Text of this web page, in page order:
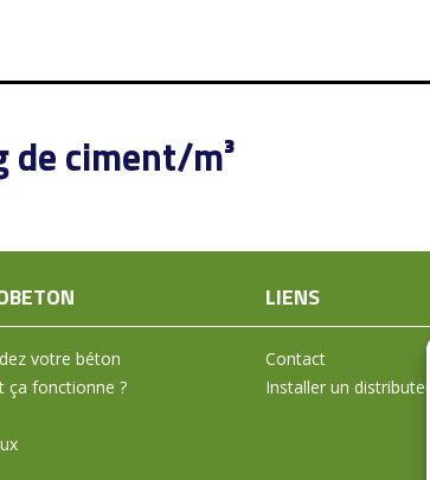
de ciment/m³
votre béton
ça fonctionne ?
LIENS
Contact
Installer un distributeur